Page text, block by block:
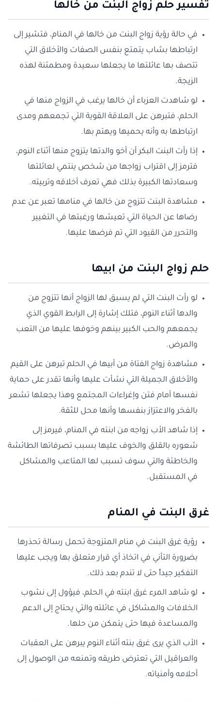
تفسير حلم زواج البنت من خالها
في حالة رؤية زواج البنت من خالها في المنام، فتشير إلى
ارتباطها بشاب يتمتع بنفس الصفات والأخلاق التي
تتصف بها عائلتها ما يجعلها سعيدة ومطمئنة لهذه
الزيجة.
لو شاهدت العزباء أن خالها يرغب في الزواج منها في
الحلم، فتبرهن على العلاقة القوية التي تجمعهم ومدى
ارتباطها به وأنه يحميها ويهتم بها.
إذا رأت البنت البكر أن أخو والدتها يتزوج منها أثناء النوم،
فترمز إلى اقتراب زواجها من شخص ينتمي لعائلتها
وسعادتها الكبيرة بذلك فهي تعرف أخلاقه وتربيته.
مشاهدة البنت تتزوج من خالها في منامها تعبر عن عدم
رضاها عن الحياة التي تعيشها ورغبتها في التغيير
والتحرر من القيود التي تم فرضها عليها.
حلم زواج البنت من ابيها
لو رأت البنت التي لم يسبق لها الزواج أنها تتزوج من
والدها أثناء النوم، فتلك إشارة إلى الرابط القوي الذي
يجمعهم والحب الكبير بينهم وخوفها عليها من التعب
والمرض.
مشاهدة زواج الفتاة من أبيها في الحلم تبرهن على القيم
والأخلاق الجميلة التي نشأت عليها وأنها تقدر على حماية
نفسها أمام فتن وإغراءات المجتمع وهذا يجعلها تشعر
بالفخر والاعتزاز بنفسها وأنها محل للثقة.
إذا شاهد الأب زواجه من ابنته في المنام، فيرمز إلى
شعوره بالقلق والخوف عليها بسبب تصرفاتها الطائشة
والخاطئة والتي سوف تسبب لها المتاعب والمشاكل
في المستقبل.
غرق البنت في المنام
رؤية غرق البنت في منام المتزوجة تحمل رسالة تحذرها
بضرورة التأني في اتخاذ أي قرار متعلق بها ويجب عليها
التفكير جيداً حتى لا تندم بعد ذلك.
لو شاهد المرء غرق ابنته في الحلم، فيؤول إلى نشوب
الخلافات والمشاكل في عائلته والتي يحتاج إلى الدعم
والمساعدة فيها حتى يتمكن من حلها.
الأب الذي يرى غرق بنته أثناء النوم يبرهن على العقبات
والعراقيل التي تعترض طريقه وتمنعه من الوصول إلى
أحلامه وأمنياته.